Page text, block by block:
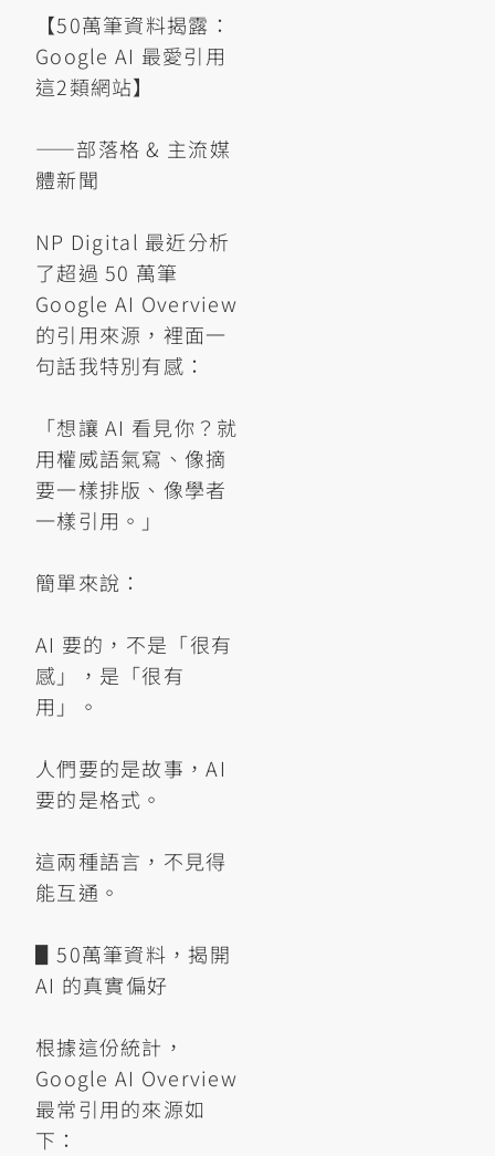
【50萬筆資料揭露：
Google AI 最愛引用
這2類網站】
——部落格 & 主流媒
體新聞
NP Digital 最近分析
了超過 50 萬筆
Google AI Overview
的引用來源，裡面一
句話我特別有感：
「想讓 AI 看見你？就
用權威語氣寫、像摘
要一樣排版、像學者
一樣引用。」
簡單來說：
AI 要的，不是「很有
感」，是「很有
用」。
人們要的是故事，AI
要的是格式。
這兩種語言，不見得
能互通。
▋50萬筆資料，揭開
AI 的真實偏好
根據這份統計，
Google AI Overview
最常引用的來源如
下：